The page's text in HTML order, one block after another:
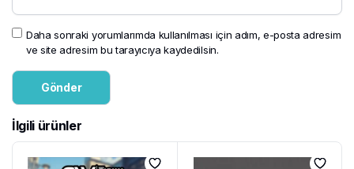
Daha sonraki yorumlarımda kullanılması için adım, e-posta adresim
ve site adresim bu tarayıcıya kaydedilsin.
İlgili ürünler